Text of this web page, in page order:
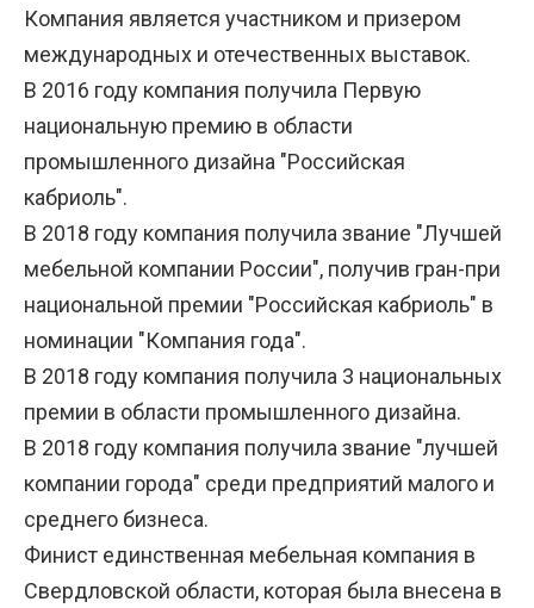
Компания является участником и призером
международных и отечественных выставок.
В 2016 году компания получила Первую
национальную премию в области
промышленного дизайна "Российская
кабриоль".
В 2018 году компания получила звание "Лучшей
мебельной компании России", получив гран-при
национальной премии "Российская кабриоль" в
номинации "Компания года".
В 2018 году компания получила 3 национальных
премии в области промышленного дизайна.
В 2018 году компания получила звание "лучшей
компании города" среди предприятий малого и
среднего бизнеса.
Финист единственная мебельная компания в
Свердловской области, которая была внесена в